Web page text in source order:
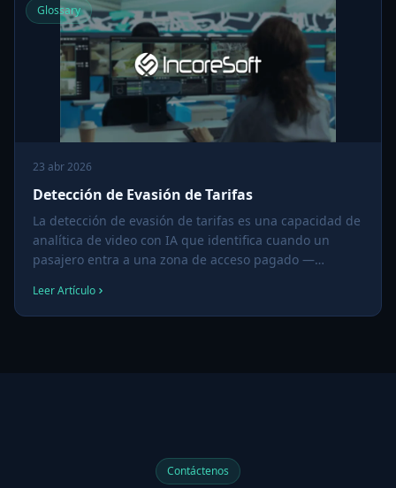
Glossary
23 abr 2026
Detección de Evasión de Tarifas
La detección de evasión de tarifas es una capacidad de
analítica de video con IA que identifica cuando un
pasajero entra a una zona de acceso pagado —
validación — sin pagar la tarifa, y genera una alerta en
tiempo real o un registro de evidencia.
Leer Artículo
Contáctenos